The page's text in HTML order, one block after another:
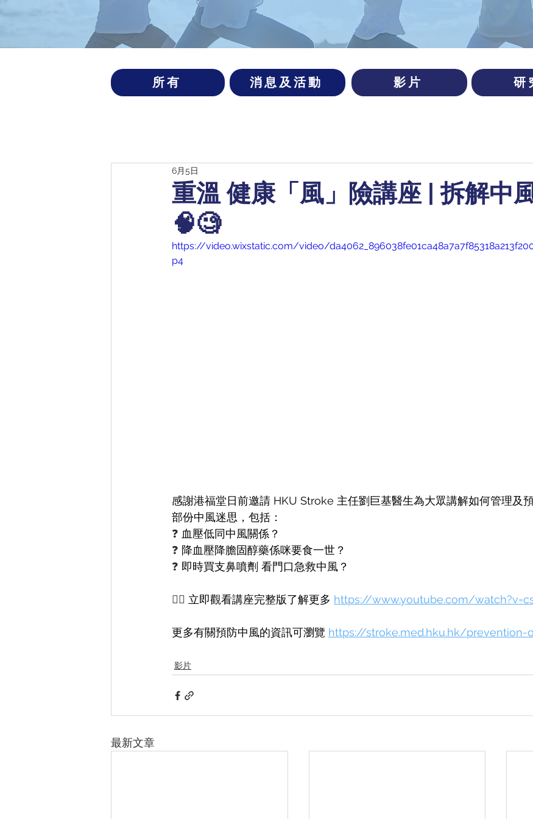
所有 消息及活動 影片 研
重溫 健康「風」險講座 | 拆解中
🧠🧐
6月5日
https://video.wixstatic.com/video/
p4
感謝港福堂日前邀請 HKU Stroke 主任劉巨基醫生為大眾講解如何管理及
部份中風迷思，包括：
❓ 血壓低同中風關係？
❓ 降血壓降膽固醇藥係咪要食一世？
❓ 即時買支鼻噴劑 看門口急救中風？
👉🏻 立即觀看講座完整版了解更多 https://www.youtube.com/
更多有關預防中風的資訊可瀏覽 https://stroke.med.hku.hk/prevention-
影片
最新文章